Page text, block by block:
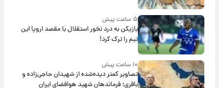
۵ ساعت پیش
بازیکن به درد نخور استقلال با مقصد اروپا این
تیم را ترک کرد!
۱۰ ساعت پیش
تصاویر کمتر دیده‌شده از شهیدان حاجی‌زاده و
باقری؛ فرماندهان شهید هوافضای ایران